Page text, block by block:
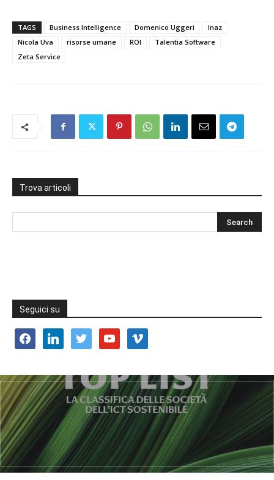
TAGS Business Intelligence Domenico Uggeri
Inaz
Nicola Uva
risorse umane ROI
Talentia Software
Zeta Service
Trova articoli
Seguici su
facebooklinkedin twitter youtube vimeo